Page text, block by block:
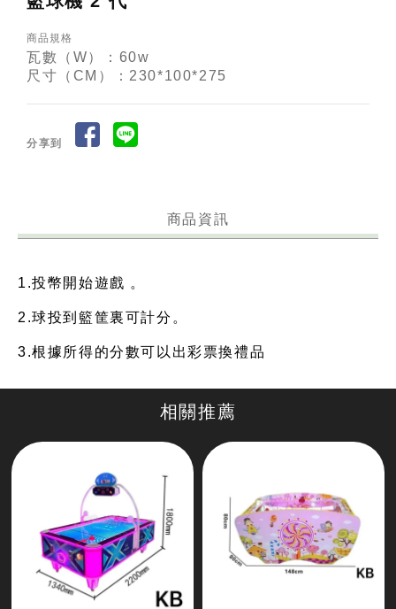
商品規格
瓦數（W）：60w
尺寸（CM）：230*100*275
分享到
商品資訊
1.投幣開始遊戲 。
2.球投到籃筐裏可計分。
3.根據所得的分數可以出彩票換禮品